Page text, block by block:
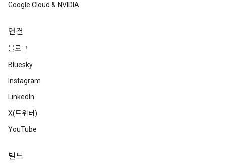
Google Cloud & NVIDIA
연결
블로그
Bluesky
Instagram
LinkedIn
X(트위터)
YouTube
빌드